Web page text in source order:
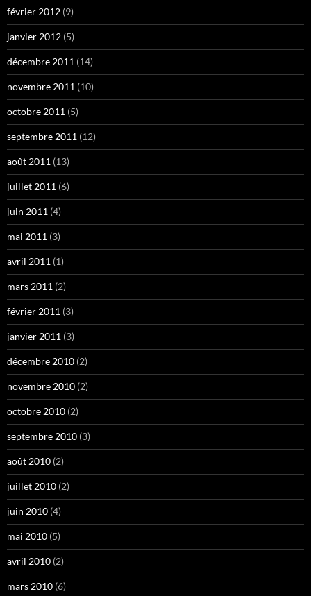
février 2012 (9)
janvier 2012 (5)
décembre 2011 (14)
novembre 2011 (10)
octobre 2011 (5)
septembre 2011 (12)
août 2011 (13)
juillet 2011 (6)
juin 2011 (4)
mai 2011 (3)
avril 2011 (1)
mars 2011 (2)
février 2011 (3)
janvier 2011 (3)
décembre 2010 (2)
novembre 2010 (2)
octobre 2010 (2)
septembre 2010 (3)
août 2010 (2)
juillet 2010 (2)
juin 2010 (4)
mai 2010 (5)
avril 2010 (2)
mars 2010 (6)